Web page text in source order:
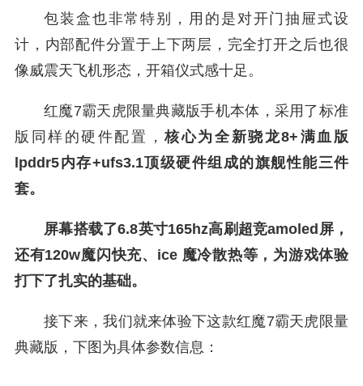
包装盒也非常特别，用的是对开门抽屉式设
计，内部配件分置于上下两层，完全打开之后也很
像威震天飞机形态，开箱仪式感十足。
红魔7霸天虎限量典藏版手机本体，采用了标准
版同样的硬件配置，核心为全新骁龙8+满血版
lpddr5内存+ufs3.1顶级硬件组成的旗舰性能三件
套。
屏幕搭载了6.8英寸165hz高刷超竞amoled屏，
还有120w魔闪快充、ice 魔冷散热等，为游戏体验
打下了扎实的基础。
接下来，我们就来体验下这款红魔7霸天虎限量
典藏版，下图为具体参数信息：